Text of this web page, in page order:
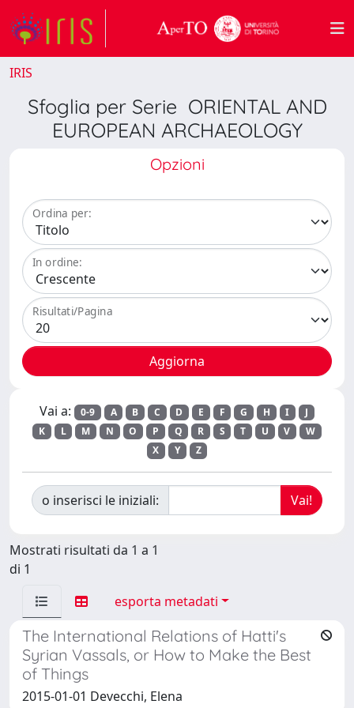
IRIS
Sfoglia per Serie ORIENTAL AND
EUROPEAN ARCHAEOLOGY
Opzioni
Ordina per:
In ordine:
Risultati/Pagina
Vai a: 0-9 A B C D E F G H I
J
K
L M N O P Q R S T U V
W
X
Y Z
o inserisci le iniziali:
Mostrati risultati da 1 a 1
di 1
esporta metadati
The International Relations of Hatti's
Syrian Vassals, or How to Make the Best
of Things
2015-01-01 Devecchi, Elena